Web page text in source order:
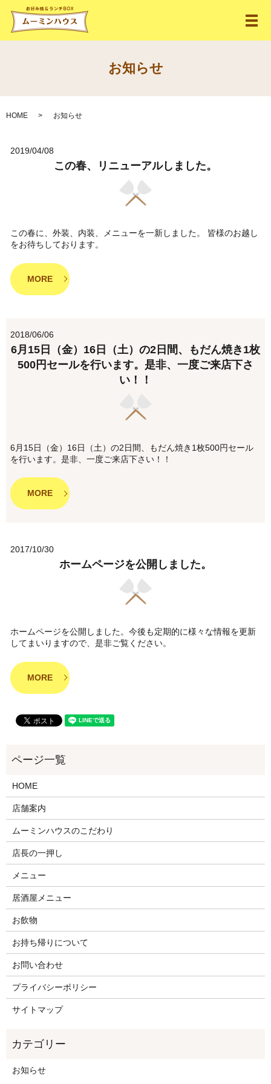
メ
お知らせ
HOME お知らせ
2019/04/08
この春、リニューアルしました。
この春に、外装、内装、メニューを一新しました。 皆様のお越し
をお待ちしております。
MORE
2018/06/06
6月15日（金）16日（土）の2日間、もだん焼き1枚
500円セールを行います。是非、一度ご来店下さ
い！！
6月15日（金）16日（土）の2日間、もだん焼き1枚500円セール
を行います。是非、一度ご来店下さい！！
MORE
2017/10/30
ホームページを公開しました。
ホームページを公開しました。今後も定期的に様々な情報を更新
してまいりますので、是非ご覧ください。
MORE
HOME
店舗案内
ムーミンハウスのこだわり
店長の一押し
メニュー
居酒屋メニュー
お飲物
お持ち帰りについて
お問い合わせ
プライバシーポリシー
サイトマップ
お知らせ